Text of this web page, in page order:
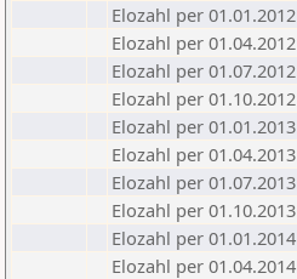
Elozahl per 01.01.2012
Elozahl per 01.04.2012
Elozahl per 01.07.2012
Elozahl per 01.10.2012
Elozahl per 01.01.2013
Elozahl per 01.04.2013
Elozahl per 01.07.2013
Elozahl per 01.10.2013
Elozahl per 01.01.2014
Elozahl per 01.04.2014